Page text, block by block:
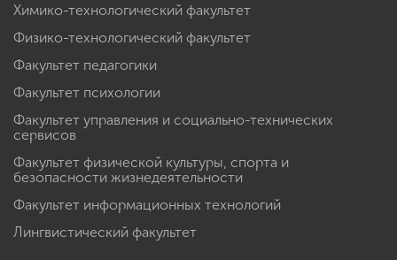
Химико-технологический факультет
Физико-технологический факультет
Факультет педагогики
Факультет психологии
Факультет управления и социально-технических
сервисов
Факультет физической культуры, спорта и
безопасности жизнедеятельности
Факультет информационных технологий
Лингвистический факультет